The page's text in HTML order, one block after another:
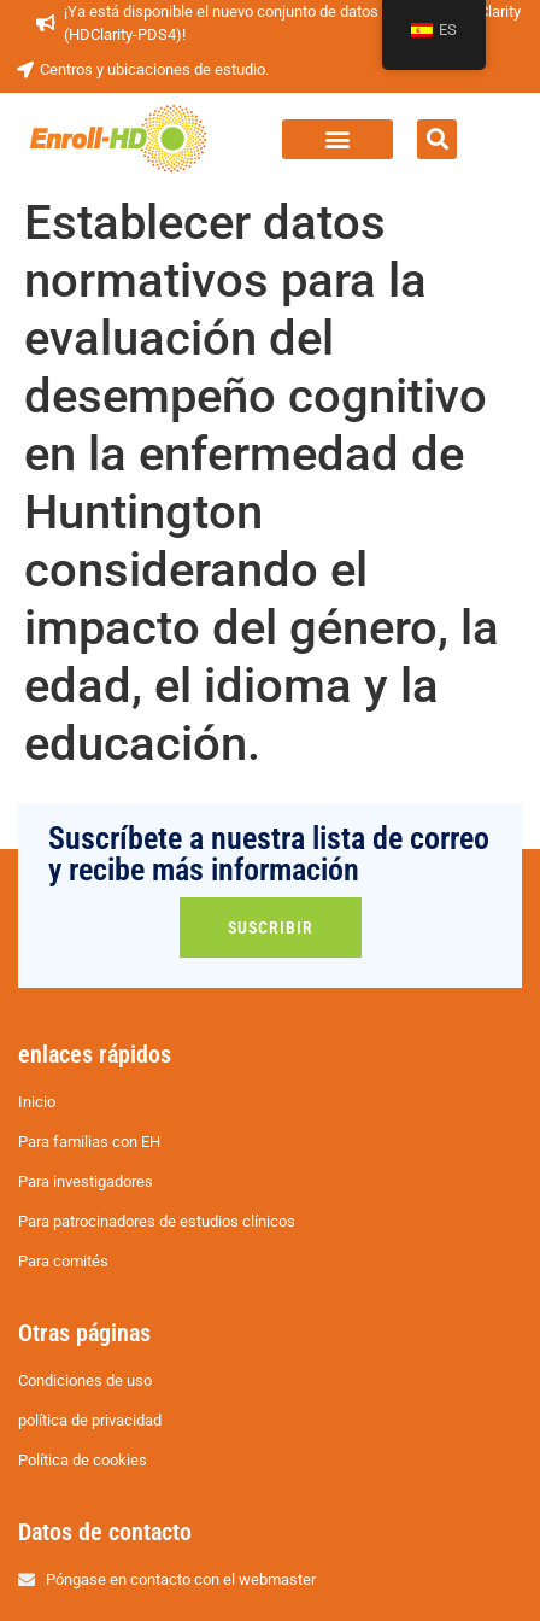
¡Ya está disponible el nuevo conjunto de datos periódicos HDClarity
(HDClarity-PDS4)!
Centros y ubicaciones de estudio.
Establecer datos
normativos para la
evaluación del
desempeño cognitivo
en la enfermedad de
Huntington
considerando el
impacto del género, la
edad, el idioma y la
educación.
Suscríbete a nuestra lista de correo
y recibe más información
SUSCRIBIR
enlaces rápidos
Inicio
Para familias con EH
Para investigadores
Para patrocinadores de estudios clínicos
Para comités
Otras páginas
Condiciones de uso
política de privacidad
Política de cookies
Datos de contacto
Póngase en contacto con el webmaster
ES